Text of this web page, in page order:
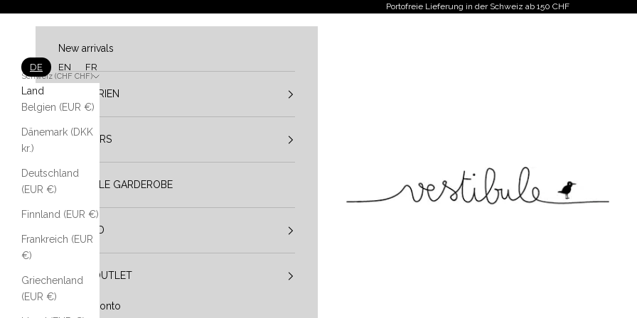
Portofreie Lieferung in der Schweiz ab 150 CHF
Schweiz (CHF CHF)
Land
Belgien (EUR €)
Dänemark (DKK
kr.)
Deutschland
(EUR €)
Finnland (EUR €)
Frankreich (EUR
€)
Griechenland
(EUR €)
New arrivals
KATEGORIEN
DESIGNERS
VESTIBULE GARDEROBE
IM TREND
SALE / OUTLET
Mein Konto
DE EN FR